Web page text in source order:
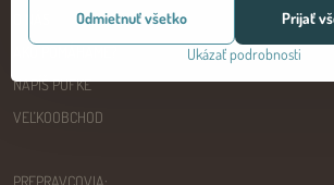
NAPÍŠ PUFKE
VEĽKOOBCHOD
PREPRAVCOVIA:
Ukázať podrobnosti
Prijať
Odmietnuť všetko